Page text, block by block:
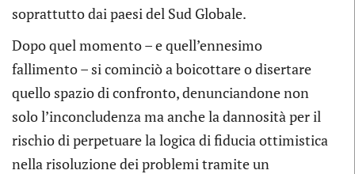
soprattutto dai paesi del Sud Globale.
Dopo quel momento – e quell’ennesimo
fallimento – si cominciò a boicottare o disertare
quello spazio di confronto, denunciandone non
solo l’inconcludenza ma anche la dannosità per il
rischio di perpetuare la logica di fiducia ottimistica
nella risoluzione dei problemi tramite un